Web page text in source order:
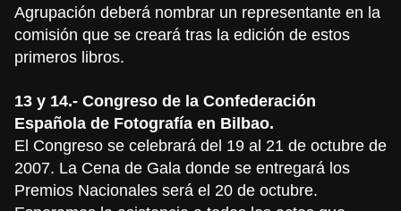
Agrupación deberá nombrar un representante en la
comisión que se creará tras la edición de estos
primeros libros.
13 y 14.- Congreso de la Confederación
Española de Fotografía en Bilbao.
El Congreso se celebrará del 19 al 21 de octubre de
2007. La Cena de Gala donde se entregará los
Premios Nacionales será el 20 de octubre.